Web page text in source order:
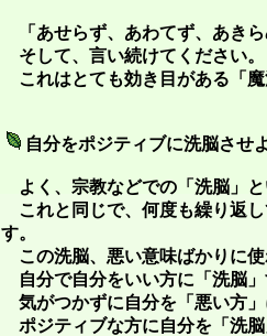
「あせらず、あわてず、あき
そして、言い続けてください。
これはとても効き目がある「
自分をポジティブに洗脳させ
よく、宗教などでの「洗脳」
これと同じで、何度も繰り返
す。
この洗脳、悪い意味ばかりに
自分で自分をいい方に「洗脳
気がつかずに自分を「悪い方
ポジティブな方に自分を「洗